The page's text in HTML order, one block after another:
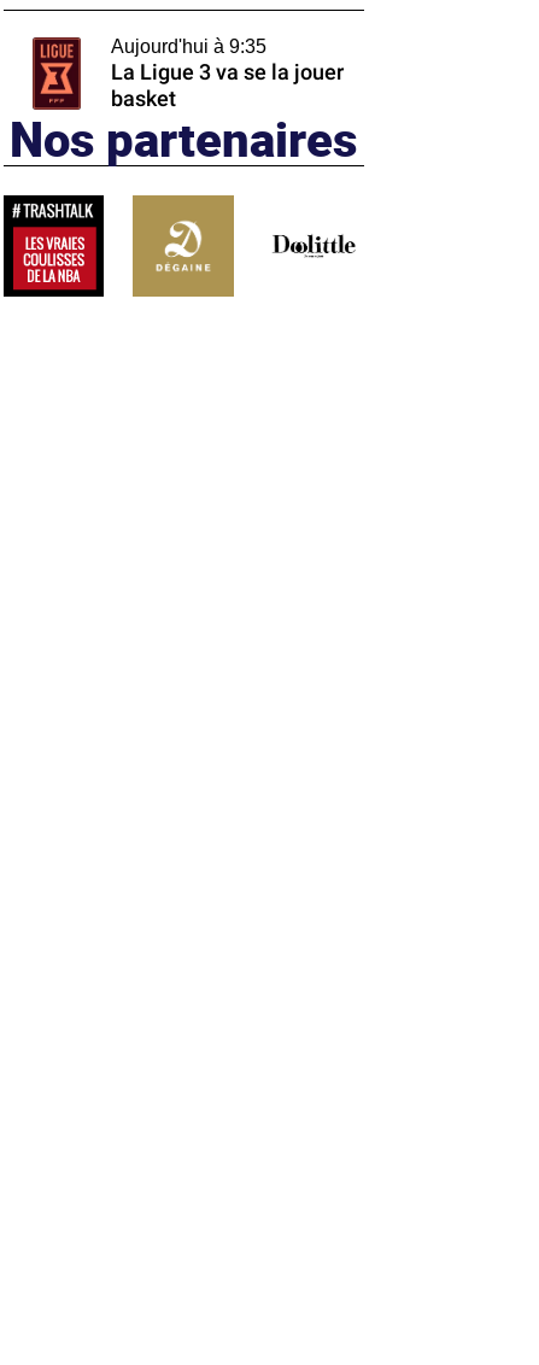
Aujourd'hui à 9:35
La Ligue 3 va se la jouer
basket
Nos partenaires